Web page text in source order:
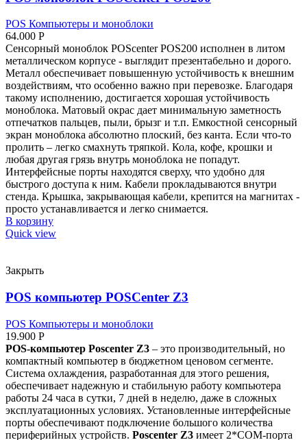
POS Компьютеры и моноблоки
64.000 Р
Сенсорный моноблок POScenter POS200 исполнен в литом
металлическом корпусе - выглядит презентабельно и дорого.
Металл обеспечивает повышенную устойчивость к внешним
воздействиям, что особенно важно при перевозке. Благодаря
такому исполнению, достигается хорошая устойчивость
моноблока. Матовый окрас дает минимальную заметность
отпечатков пальцев, пыли, брызг и т.п. Емкостной сенсорный
экран моноблока абсолютно плоский, без канта. Если что-то
пролить – легко смахнуть тряпкой. Кола, кофе, крошки и
любая другая грязь внутрь моноблока не попадут.
Интерфейсные порты находятся сверху, что удобно для
быстрого доступа к ним. Кабели прокладываются внутри
стенда. Крышка, закрывающая кабели, крепится на магнитах -
просто устанавливается и легко снимается.
В корзину
Quick view
Закрыть
POS компьютер POSCenter Z3
POS Компьютеры и моноблоки
19.900 Р
POS-компьютер Poscenter Z3 – это производительный, но
компактный компьютер в бюджетном ценовом сегменте.
Система охлаждения, разработанная для этого решения,
обеспечивает надежную и стабильную работу компьютера
работы 24 часа в сутки, 7 дней в неделю, даже в сложных
эксплуатационных условиях. Установленные интерфейсные
порты обеспечивают подключение большого количества
периферийных устройств. Poscenter Z3 имеет 2*COM-порта